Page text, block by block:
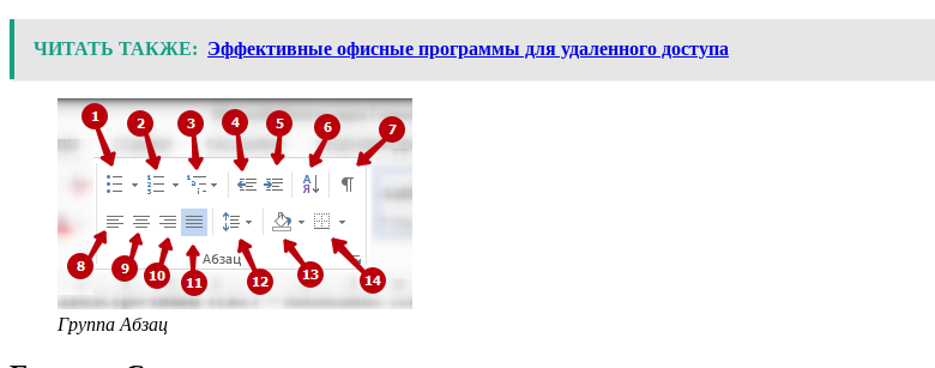
ЧИТАТЬ ТАКЖЕ: Эффективные офисные программы для удаленного доступа
Группа Абзац